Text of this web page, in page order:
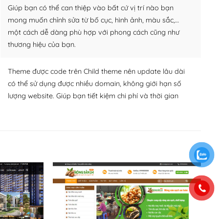
Giúp bạn có thể can thiệp vào bất cứ vị trí nào bạn
mong muốn chỉnh sửa từ bố cục, hình ảnh, màu sắc,…
một cách dễ dàng phù hợp với phong cách cũng như
thương hiệu của bạn.
Theme được code trên Child theme nên update lâu dài
có thể sử dụng được nhiều domain, không giới hạn số
lượng website. Giúp bạn tiết kiệm chi phí và thời gian